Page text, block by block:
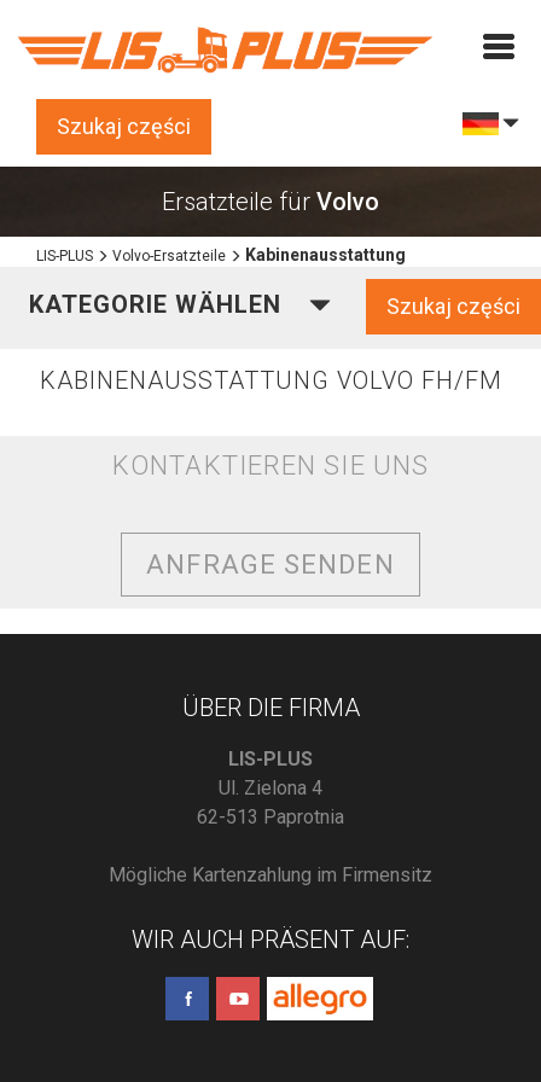
Szukaj części
Ersatzteile für Volvo
LIS-PLUS Volvo-Ersatzteile Kabinenausstattung
KATEGORIE WÄHLEN Szukaj części
KABINENAUSSTATTUNG VOLVO FH/FM
KONTAKTIEREN SIE UNS
ANFRAGE SENDEN
ÜBER DIE FIRMA
LIS-PLUS
Ul. Zielona 4
62-513 Paprotnia
Mögliche Kartenzahlung im Firmensitz
WIR AUCH PRÄSENT AUF: